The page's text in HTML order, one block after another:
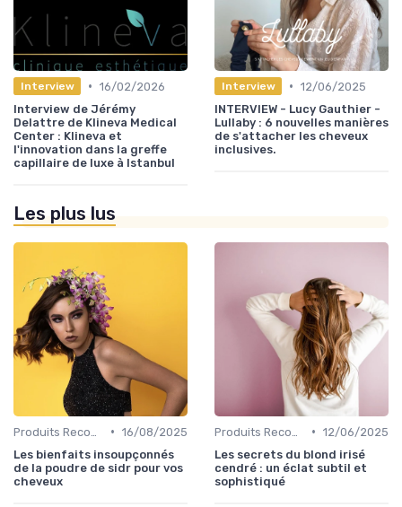
Interview • 16/02/2026
Interview de Jérémy
Delattre de Klineva Medical
Center : Klineva et
l'innovation dans la greffe
capillaire de luxe à Istanbul
Interview • 12/06/2025
INTERVIEW - Lucy Gauthier -
Lullaby : 6 nouvelles manières
de s'attacher les cheveux
inclusives.
Les plus lus
• 16/08/2025
Les bienfaits insoupçonnés
de la poudre de sidr pour vos
cheveux
• 12/06/2025
Les secrets du blond irisé
cendré : un éclat subtil et
sophistiqué